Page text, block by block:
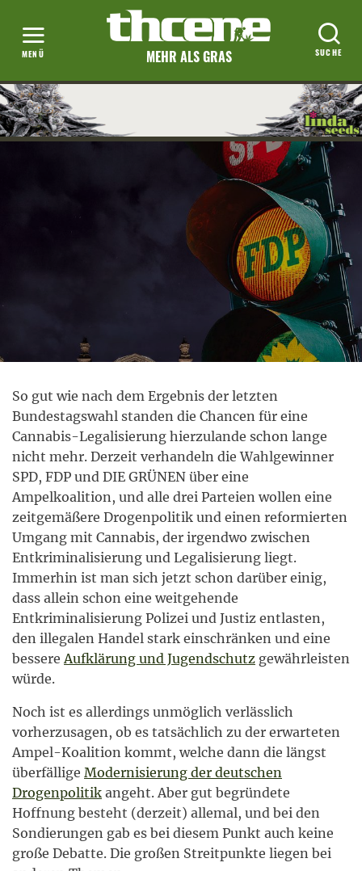
MEHR ALS GRAS
So gut wie nach dem Ergebnis der letzten
Bundestagswahl standen die Chancen für eine
Cannabis-Legalisierung hierzulande schon lange
nicht mehr. Derzeit verhandeln die Wahlgewinner
SPD, FDP und DIE GRÜNEN über eine
Ampelkoalition, und alle drei Parteien wollen eine
zeitgemäßere Drogenpolitik und einen reformierten
Umgang mit Cannabis, der irgendwo zwischen
Entkriminalisierung und Legalisierung liegt.
Immerhin ist man sich jetzt schon darüber einig,
dass allein schon eine weitgehende
Entkriminalisierung Polizei und Justiz entlasten,
den illegalen Handel stark einschränken und eine
bessereAufklärung und Jugendschutz gewährleisten
würde.
Noch ist es allerdings unmöglich verlässlich
vorherzusagen, ob es tatsächlich zu der erwarteten
Ampel-Koalition kommt, welche dann die längst
überfällige Modernisierung der deutschen
Drogenpolitik angeht. Aber gut begründete
Hoffnung besteht (derzeit) allemal, und bei den
Sondierungen gab es bei diesem Punkt auch keine
große Debatte. Die großen Streitpunkte liegen bei